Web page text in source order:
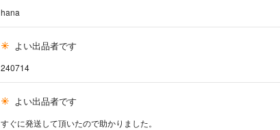
hana
よい出品者です
240714
よい出品者です
すぐに発送して頂いたので助かりました。